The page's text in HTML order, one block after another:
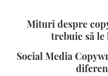
Mituri despre
trebuie să le
Social Media